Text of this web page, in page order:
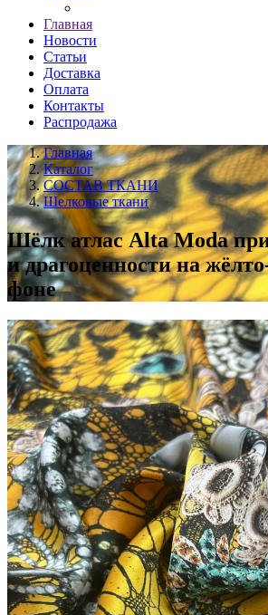
Главная
Новости
Статьи
Доставка
Оплата
Контакты
Распродажа
Главная
Каталог
СОСТАВ ТКАНИ
Шелковые ткани
Шёлк атлас Alta Moda
и драгоценности на
фоне